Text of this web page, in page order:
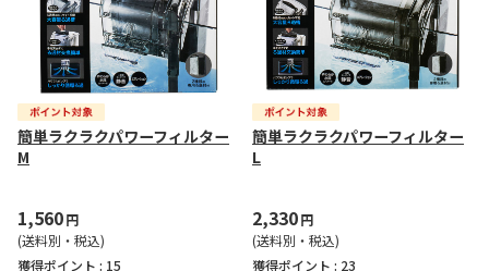
簡単ラクラクパワーフィルター
M
1,560円
(送料別・税込)
獲得ポイント : 15
簡単ラクラクパワーフィルター
L
2,330円
(送料別・税込)
獲得ポイント : 23